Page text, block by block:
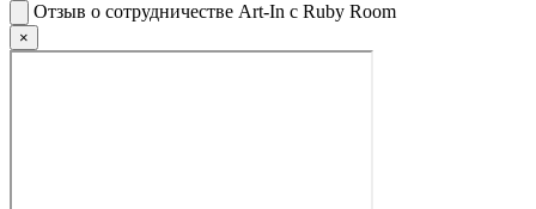
Отзыв о сотрудничестве Art-In с Ruby Room
×